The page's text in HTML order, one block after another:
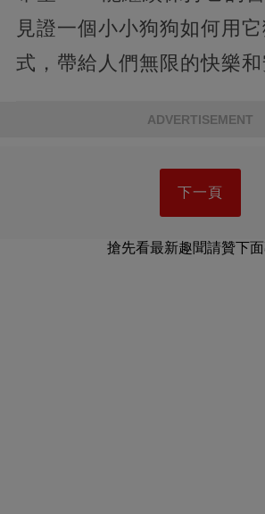
見證一個小小狗狗如何用
式，帶給人們無限的快樂和
ADVERTISEMENT
下一頁
搶先看最新趣聞請贊下